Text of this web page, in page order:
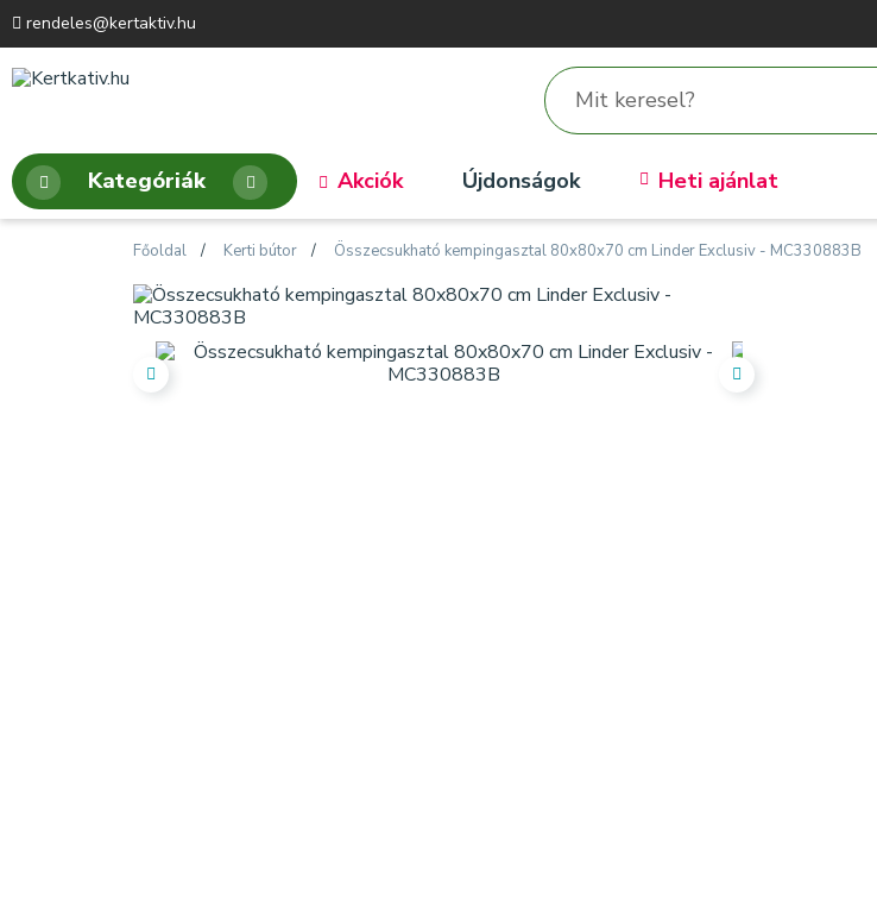
rendeles@kertaktiv.hu
Kategóriák Akciók Újdonságok Heti ajánlat
Főoldal Kerti bútor Összecsukható kempingasztal 80x80x70 cm Linder Exclusiv - MC330883B